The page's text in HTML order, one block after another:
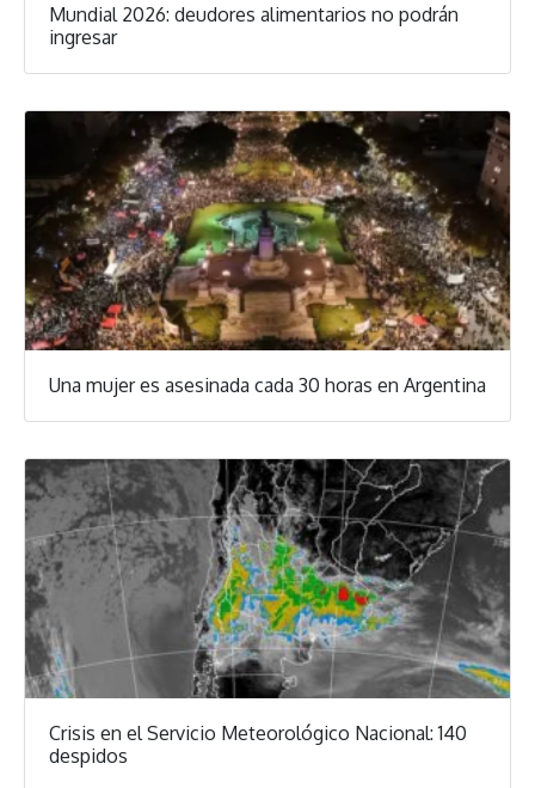
Mundial 2026: deudores alimentarios no podrán
ingresar
Una mujer es asesinada cada 30 horas en Argentina
Crisis en el Servicio Meteorológico Nacional: 140
despidos